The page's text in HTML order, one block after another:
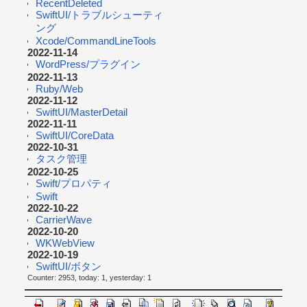
RecentDeleted
SwiftUI/トラブルシューティ
ング
Xcode/CommandLineTools
2022-11-14
WordPress/プラグイン
2022-11-13
Ruby/Web
2022-11-12
SwiftUI/MasterDetail
2022-11-11
SwiftUI/CoreData
2022-10-31
タスク管理
2022-10-25
Swift/プロパティ
Swift
2022-10-22
CarrierWave
2022-10-20
WKWebView
2022-10-19
SwiftUI/ボタン
Counter: 2953, today: 1, yesterday: 1